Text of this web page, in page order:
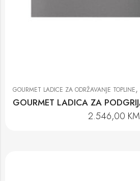
GOURMET LADICE ZA ODRŽAVANJE TOPLINE,
2.546,00 KM